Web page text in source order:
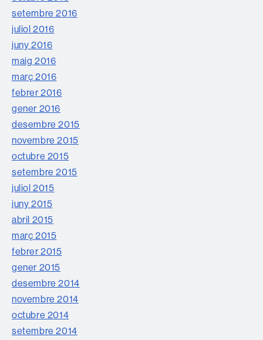
setembre 2016
juliol 2016
juny 2016
maig 2016
març 2016
febrer 2016
gener 2016
desembre 2015
novembre 2015
octubre 2015
setembre 2015
juliol 2015
juny 2015
abril 2015
març 2015
febrer 2015
gener 2015
desembre 2014
novembre 2014
octubre 2014
setembre 2014